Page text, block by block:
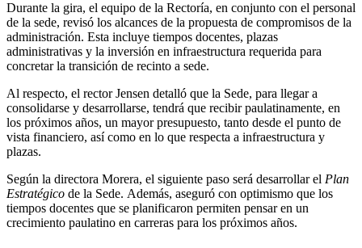
Durante la gira, el equipo de la Rectoría, en conjunto con el personal
de la sede, revisó los alcances de la propuesta de compromisos de la
administración. Esta incluye tiempos docentes, plazas
administrativas y la inversión en infraestructura requerida para
concretar la transición de recinto a sede.
Al respecto, el rector Jensen detalló que la Sede, para llegar a
consolidarse y desarrollarse, tendrá que recibir paulatinamente, en
los próximos años, un mayor presupuesto, tanto desde el punto de
vista financiero, así como en lo que respecta a infraestructura y
plazas.
Según la directora Morera, el siguiente paso será desarrollar el Plan
Estratégico de la Sede. Además, aseguró con optimismo que los
tiempos docentes que se planificaron permiten pensar en un
crecimiento paulatino en carreras para los próximos años.